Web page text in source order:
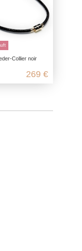
Collier noir
269 €